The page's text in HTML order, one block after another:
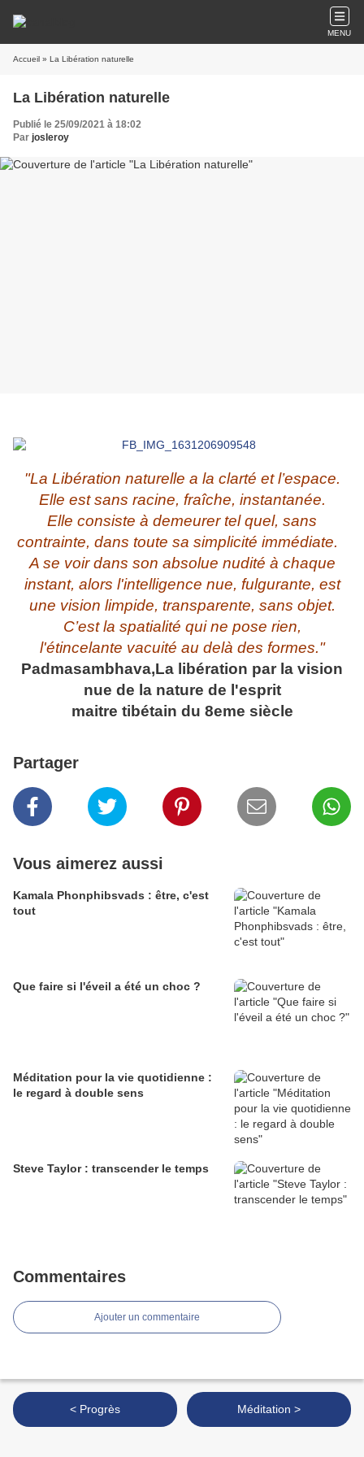
MENU
Accueil » La Libération naturelle
La Libération naturelle
Publié le 25/09/2021 à 18:02
Par josleroy
"La Libération naturelle a la clarté et l’espace.
Elle est sans racine, fraîche, instantanée.
Elle consiste à demeurer tel quel, sans
contrainte, dans toute sa simplicité immédiate.
A se voir dans son absolue nudité à chaque
instant, alors l'intelligence nue, fulgurante, est
une vision limpide, transparente, sans objet.
C’est la spatialité qui ne pose rien,
l'étincelante vacuité au delà des formes."
Padmasambhava,La libération par la vision
nue de la nature de l'esprit
maitre tibétain du 8eme siècle
Partager
Vous aimerez aussi
Kamala Phonphibsvads : être, c'est
tout
Que faire si l'éveil a été un choc ?
Méditation pour la vie quotidienne :
le regard à double sens
Steve Taylor : transcender le temps
Commentaires
Ajouter un commentaire
< Progrès Méditation >